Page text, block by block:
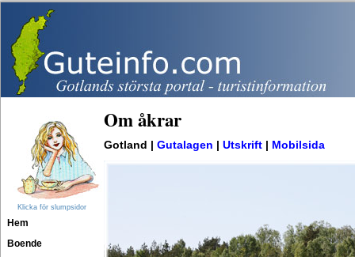
Klicka för slumpsidor
Hem
Boende
Om åkrar
Gotland | Gutalagen Utskrift Mobilsida